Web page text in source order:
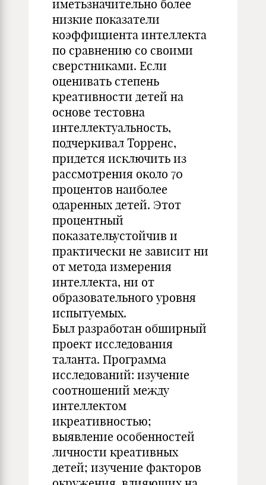
иметьзначительно более
низкие показатели
коэффициента интеллекта
по сравнению со своими
сверстниками. Если
оценивать степень
креативности детей на
основе тестовна
интеллектуальность,
подчеркивал Торренс,
придется исключить из
рассмотрения около 70
процентов наиболее
одаренных детей. Этот
процентный
показательустойчив и
практически не зависит ни
от метода измерения
интеллекта, ни от
образовательного уровня
испытуемых.
Был разработан обширный
проект исследования
таланта. Программа
исследований: изучение
соотношений между
интеллектом
икреативностью;
выявление особенностей
личности креативных
детей; изучение факторов